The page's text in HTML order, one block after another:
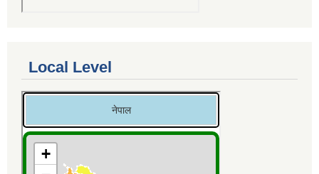
Local Level